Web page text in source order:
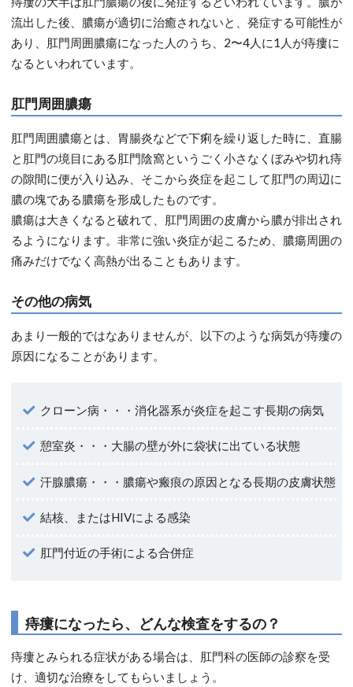
流出した後、膿瘍が適切に治癒されないと、発症する可能性が
あり、肛門周囲膿瘍になった人のうち、2〜4人に1人が痔瘻に
なるといわれています。
肛門周囲膿瘍
肛門周囲膿瘍とは、胃腸炎などで下痢を繰り返した時に、直腸
と肛門の境目にある肛門陰窩というごく小さなくぼみや切れ痔
の隙間に便が入り込み、そこから炎症を起こして肛門の周辺に
膿の塊である膿瘍を形成したものです。
膿瘍は大きくなると破れて、肛門周囲の皮膚から膿が排出され
るようになります。非常に強い炎症が起こるため、膿瘍周囲の
痛みだけでなく高熱が出ることもあります。
その他の病気
あまり一般的ではなありませんが、以下のような病気が痔瘻の
原因になることがあります。
クローン病・・・消化器系が炎症を起こす長期の病気
憩室炎・・・大腸の壁が外に袋状に出ている状態
汗腺膿瘍・・・膿瘍や瘢痕の原因となる長期の皮膚状態
結核、またはHIVによる感染
肛門付近の手術による合併症
痔瘻になったら、どんな検査をするの？
痔瘻とみられる症状がある場合は、肛門科の医師の診察を受
け、適切な治療をしてもらいましょう。